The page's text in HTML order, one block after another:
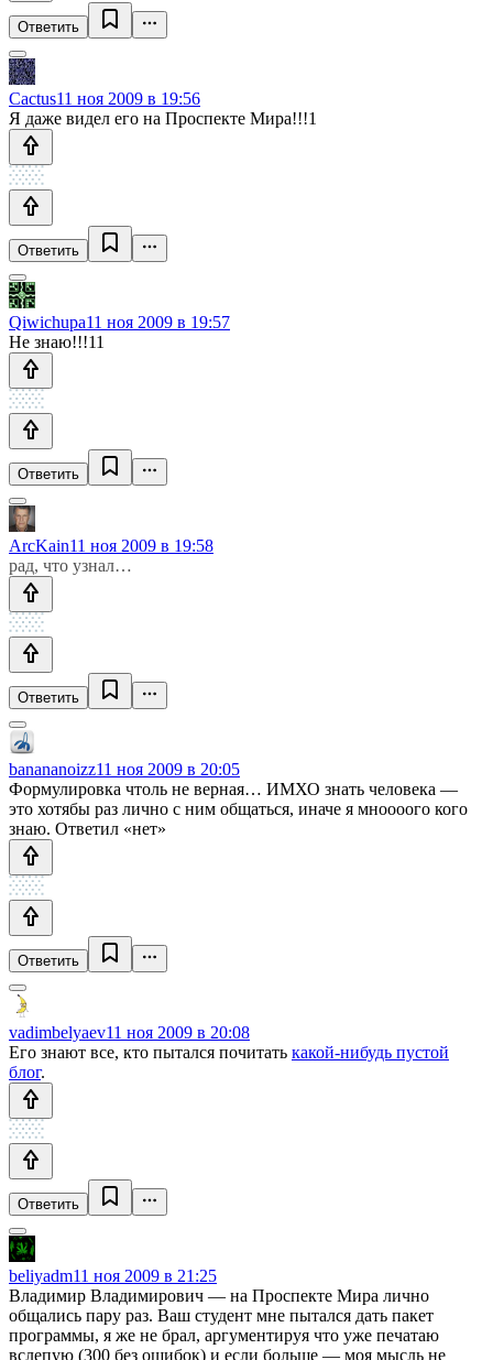
Ответить
Cactus11 ноя 2009 в 19:56
Я даже видел его на Проспекте Мира!!!1
Ответить
Qiwichupa11 ноя 2009 в 19:57
Не знаю!!!11
Ответить
ArcKain11 ноя 2009 в 19:58
рад, что узнал…
Ответить
banananoizz11 ноя 2009 в 20:05
Формулировка чтоль не верная… ИМХО знать человека —
это хотябы раз лично с ним общаться, иначе я мноооого кого
знаю. Ответил «нет»
Ответить
vadimbelyaev11 ноя 2009 в 20:08
Его знают все, кто пытался почитать какой-нибудь пустой
блог.
Ответить
beliyadm11 ноя 2009 в 21:25
Владимир Владимирович — на Проспекте Мира лично
общались пару раз. Ваш студент мне пытался дать пакет
программы, я же не брал, аргументируя что уже печатаю
вслепую (300 без ошибок) и если больше — моя мысль не